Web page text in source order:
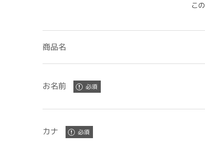
こ
商品名
お名前
カナ